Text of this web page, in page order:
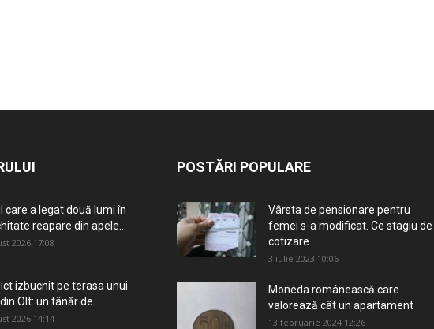
care a legat două lumi în
reapare din apele...
2026 17:08
izbucnit pe terasa unui
Olt: un tânăr de...
2026 14:14
POSTĂRI POPULARE
Vârsta de pensionare pentru
femei s-a modificat. Ce stagiu de
cotizare...
3 iulie 2023 10:06
Moneda românească care
valorează cât un apartament
13 februarie 2024 12:26